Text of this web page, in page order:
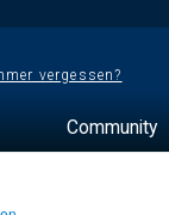
vergessen?
Community